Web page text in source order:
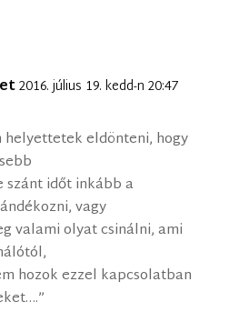
2016. július 19. kedd-n 20:47
helyettetek eldönteni, hogy
szánt időt inkább a
vagy
valami olyat csinálni, ami
hozok ezzel kapcsolatban